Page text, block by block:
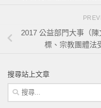
2017 公益部門大事（
標、宗教團體法
搜尋站上文章
搜
尋